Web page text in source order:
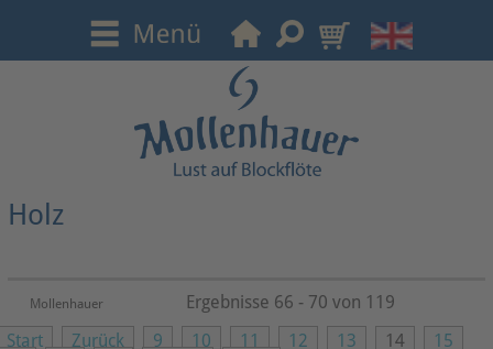
Holz
Mollenhauer
Start Zurück 9 10 11 12 13 14
15
Ergebnisse 66 - 70 von 119